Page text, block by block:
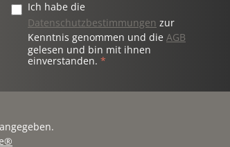
*
Ich habe die
Datenschutzbestimmungen zur
Kenntnis genommen und die AGB
gelesen und bin mit ihnen
einverstanden. *